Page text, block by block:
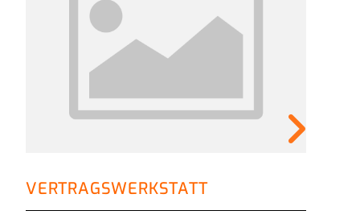
VERTRAGSWERKSTATT